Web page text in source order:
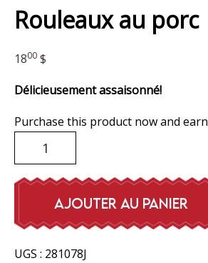
Rouleaux au porc
1800 $
Délicieusement assaisonné!
Purchase this product now and earn
quantité
de
Rouleaux
porc
AJOUTER AU PANIER
UGS : 281078J